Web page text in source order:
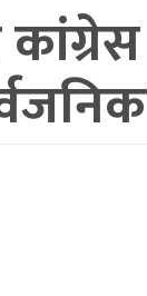
कांग्रेस